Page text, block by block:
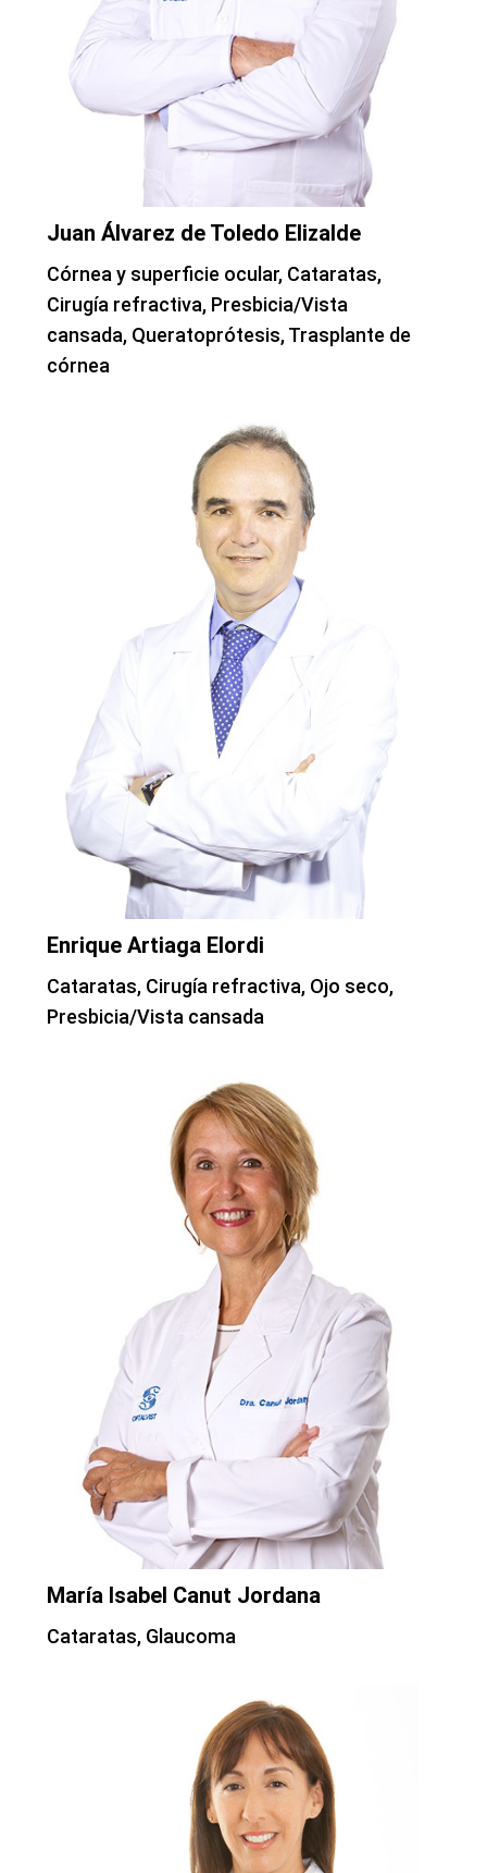
Juan Álvarez de Toledo Elizalde
Córnea y superficie ocular, Cataratas,
Cirugía refractiva, Presbicia/Vista
cansada, Queratoprótesis, Trasplante de
córnea
Enrique Artiaga Elordi
Cataratas, Cirugía refractiva, Ojo seco,
Presbicia/Vista cansada
María Isabel Canut Jordana
Cataratas, Glaucoma